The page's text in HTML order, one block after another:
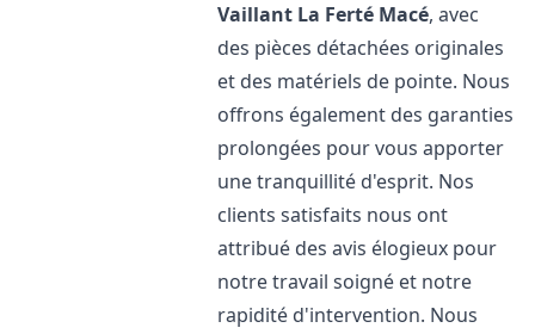
Vaillant La Ferté Macé, avec
des pièces détachées originales
et des matériels de pointe. Nous
offrons également des garanties
prolongées pour vous apporter
une tranquillité d'esprit. Nos
clients satisfaits nous ont
attribué des avis élogieux pour
notre travail soigné et notre
rapidité d'intervention. Nous